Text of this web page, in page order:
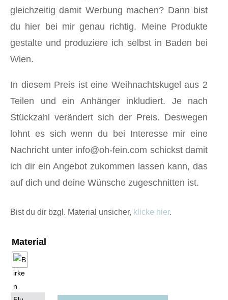
gleichzeitig damit Werbung machen? Dann bist
du hier bei mir genau richtig. Meine Produkte
gestalte und produziere ich selbst in Baden bei
Wien.
In diesem Preis ist eine Weihnachtskugel aus 2
Teilen und ein Anhänger inkludiert. Je nach
Stückzahl verändert sich der Preis. Deswegen
lohnt es sich wenn du bei Interesse mir eine
Nachricht unter info@oh-fein.com schickst damit
ich dir ein Angebot zukommen lassen kann, das
auf dich und deine Wünsche zugeschnitten ist.
Bist du dir bzgl. Material unsicher, klicke hier.
Material
Weihnachtskugel